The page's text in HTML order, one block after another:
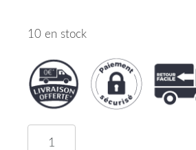
10 en stock